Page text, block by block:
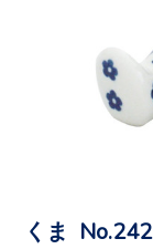
くま No.242